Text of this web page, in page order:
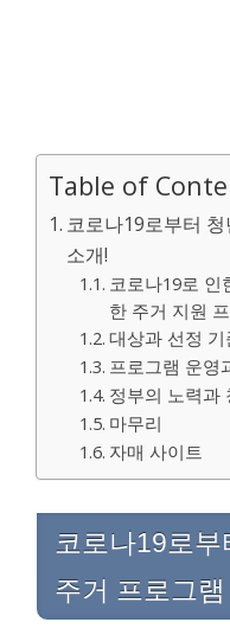
Table of
코로나19로부터
소개!
코로나19로 인
한 주거 지원
대상과 선정 기
프로그램 운영
정부의 노력과
마무리
자매 사이트
코로나19로
주거 프로그